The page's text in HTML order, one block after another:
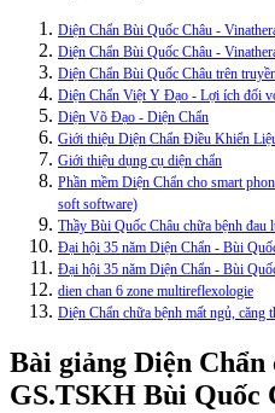
Diện Chẩn Bùi Quốc Châu -
Diện Chẩn Bùi Quốc Châu -
Diện Chẩn Bùi Quốc Châu trên
Diện Chẩn Việt Y Đạo - Lợi ích đối
Diện Võ Đạo - Diện Chẩn
Giới thiệu Diện Chẩn Điều Khiển
Giới thiệu dụng cụ diện chẩn
Phần mềm Diện Chẩn cho smart
soft software)
Thầy Bùi Quốc Châu chữa bệnh đau
Đại hội 35 năm Diện Chẩn - Bùi
Đại hội 35 năm Diện Chẩn - Bùi
dien chan 6 zone multireflexologie
Diện Chẩn chữa bệnh mất ngủ, căng
Bài giảng Diện Chẩn
GS.TSKH Bùi Quốc